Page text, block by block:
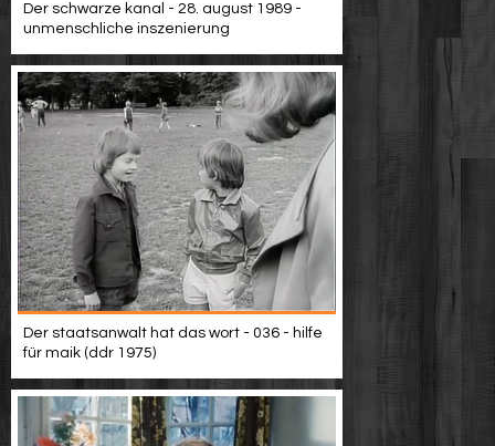
Der schwarze kanal - 28. august 1989 -
unmenschliche inszenierung
Der staatsanwalt hat das wort - 036 - hilfe
für maik (ddr 1975)